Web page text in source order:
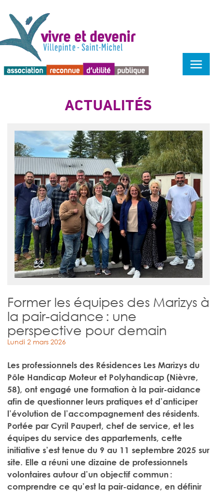
ACTUALITÉS
Former les équipes des Marizys à
la pair-aidance : une
perspective pour demain
Lundi 2 mars 2026
Les professionnels des Résidences Les Marizys du
Pôle Handicap Moteur et Polyhandicap (Nièvre,
58), ont engagé une formation à la pair-aidance
afin de questionner leurs pratiques et d’anticiper
l’évolution de l’accompagnement des résidents.
Portée par Cyril Paupert, chef de service, et les
équipes du service des appartements, cette
initiative s’est tenue du 9 au 11 septembre 2025 sur
site. Elle a réuni une dizaine de professionnels
volontaires autour d’un objectif commun :
comprendre ce qu’est la pair-aidance, en définir